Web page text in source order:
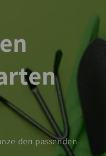
den passenden